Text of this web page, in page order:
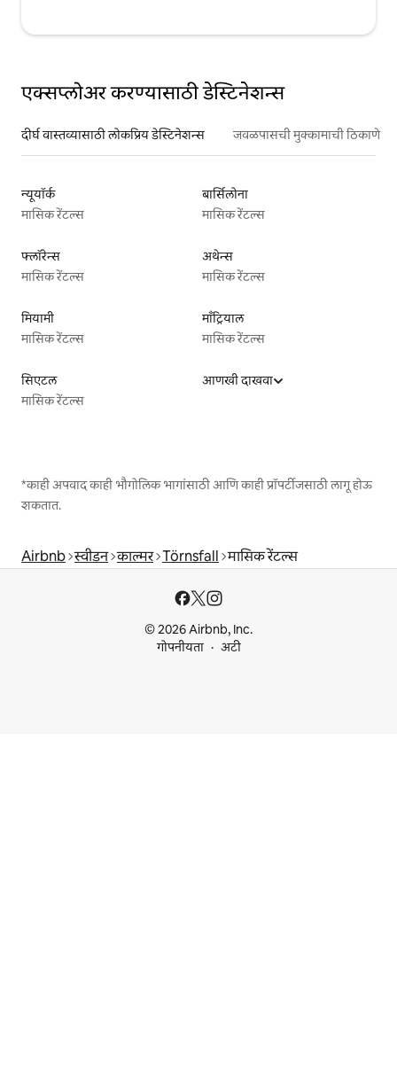
एक्सप्लोअर करण्यासाठी डेस्टिनेशन्स
दीर्घ वास्तव्यासाठी लोकप्रिय डेस्टिनेशन्स जवळपासची मुक्कामाची ठिकाणे
न्यूयॉर्क
मासिक रेंटल्स
बार्सिलोना
मासिक रेंटल्स
फ्लॉरेन्स
मासिक रेंटल्स
अथेन्स
मासिक रेंटल्स
मियामी
मासिक रेंटल्स
माँट्रियाल
मासिक रेंटल्स
सिएटल
मासिक रेंटल्स
आणखी दाखवा
*काही अपवाद काही भौगोलिक भागांसाठी आणि काही प्रॉपर्टीजसाठी लागू होऊ
शकतात.
Airbnb स्वीडन काल्मर Törnsfall मासिक रेंटल्स
© 2026 Airbnb, Inc.
गोपनीयता
अटी